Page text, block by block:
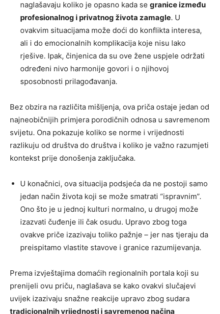
naglašavaju koliko je opasno kada se granice između
profesionalnog i privatnog života zamagle. U
ovakvim situacijama može doći do konflikta interesa,
ali i do emocionalnih komplikacija koje nisu lako
rješive. Ipak, činjenica da su ove žene uspjele održati
određeni nivo harmonije govori i o njihovoj
sposobnosti prilagođavanja.
Bez obzira na različita mišljenja, ova priča ostaje jedan od
najneobičnijih primjera porodičnih odnosa u savremenom
svijetu. Ona pokazuje koliko se norme i vrijednosti
razlikuju od društva do društva i koliko je važno razumjeti
kontekst prije donošenja zaključaka.
U konačnici, ova situacija podsjeća da ne postoji samo
jedan način života koji se može smatrati “ispravnim”.
Ono što je u jednoj kulturi normalno, u drugoj može
izazvati čuđenje ili čak osudu. Upravo zbog toga
ovakve priče izazivaju toliko pažnje – jer nas tjeraju da
preispitamo vlastite stavove i granice razumijevanja.
Prema izvještajima domaćih regionalnih portala koji su
prenijeli ovu priču, naglašava se kako ovakvi slučajevi
uvijek izazivaju snažne reakcije upravo zbog sudara
tradicionalnih vrijednosti i savremenog načina